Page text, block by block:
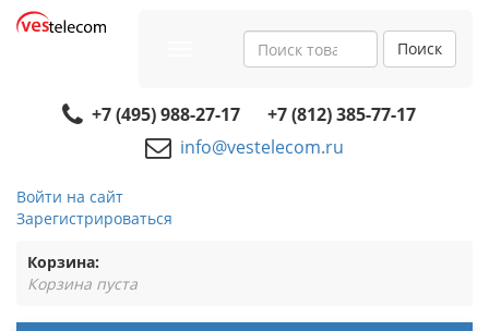
navigation
Поиск
+7 (495) 988-27-17
+7 (812) 385-77-17
info@vestelecom.ru
Войти на сайт
Зарегистрироваться
Корзина:
Корзина пуста